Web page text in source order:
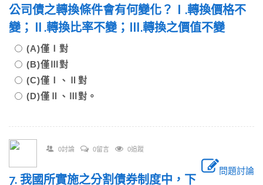
公司債之轉換條件會有何變化？Ⅰ.轉換價格不
變；Ⅱ.轉換比率不變；Ⅲ.轉換之價值不變
(A)僅Ⅰ對
(B)僅Ⅲ對
(C)僅Ⅰ、Ⅱ對
(D)僅Ⅱ、Ⅲ對。
0討論 0留言 0追蹤
問題討論
7. 我國所實施之分割債券制度中，下